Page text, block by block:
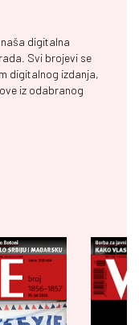
digitalna
Svi brojevi se
digitalnog izdanja,
iz odabranog